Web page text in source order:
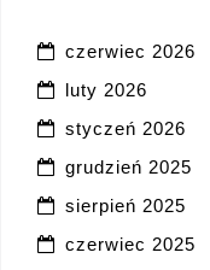
czerwiec 2026
luty 2026
styczeń 2026
grudzień 2025
sierpień 2025
czerwiec 2025